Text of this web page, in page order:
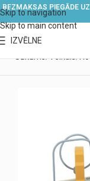
Skip to navigation
Skip to main content
BEZMAKSAS PIEGĀDE
IZVĒLNE